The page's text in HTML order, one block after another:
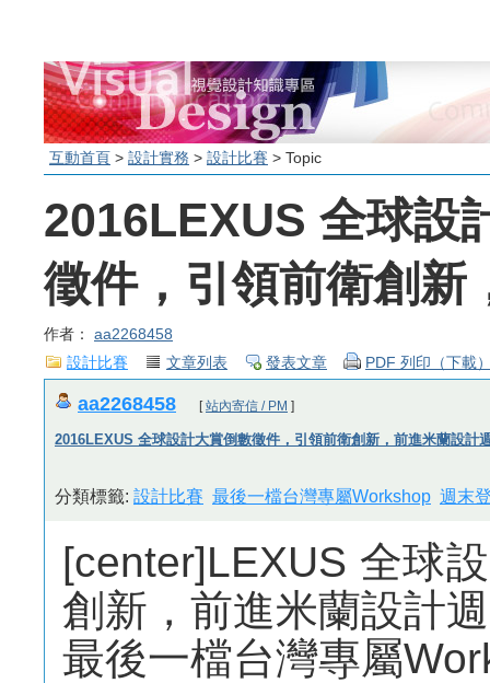
互動首頁 > 設計實務 > 設計比賽 > Topic
2016LEXUS 全球設
徵件，引領前衛創新
作者： aa2268458
設計比賽
文章列表 發表文章 PDF 列印（下載
aa2268458 [站內寄信 / PM ]
2016LEXUS 全球設計大賞倒數徵件，引領前衛創新，前進米蘭設計
分類標籤: 設計比賽 最後一檔台灣專屬Workshop 週末
[center]LEXUS 全球
創新，前進米蘭設計週
最後一檔台灣專屬